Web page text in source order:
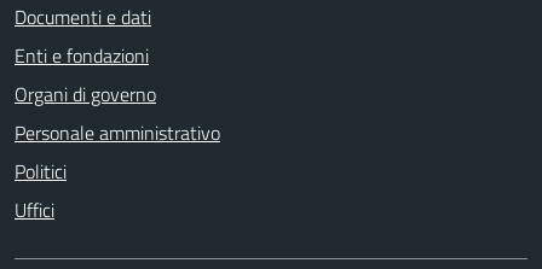
Documenti e dati
Enti e fondazioni
Organi di governo
Personale amministrativo
Politici
Uffici